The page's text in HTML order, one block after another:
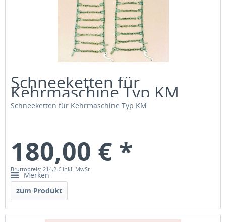
Schneeketten für
Kehrmaschine Typ KM
Schneeketten für Kehrmaschine Typ KM
180,00 € *
Bruttopreis: 214,2 € inkl. MwSt
Merken
zum Produkt